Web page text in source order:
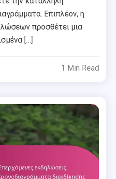
Επιπλέον, η
προσθέτει μια
[…]
1 Min Read